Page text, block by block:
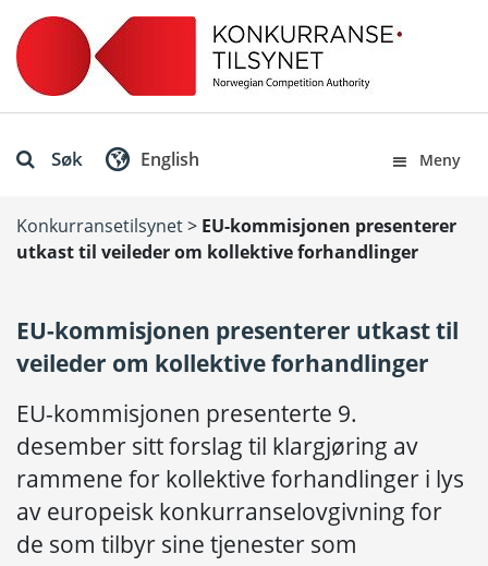
Søk Meny
English
Konkurransetilsynet> EU-kommisjonen presenterer
utkast til veileder om kollektive forhandlinger
EU-kommisjonen presenterer utkast til
veileder om kollektive forhandlinger
EU-kommisjonen presenterte 9.
desember sitt forslag til klargjøring av
rammene for kollektive forhandlinger i lys
av europeisk konkurranselovgivning for
de som tilbyr sine tjenester som